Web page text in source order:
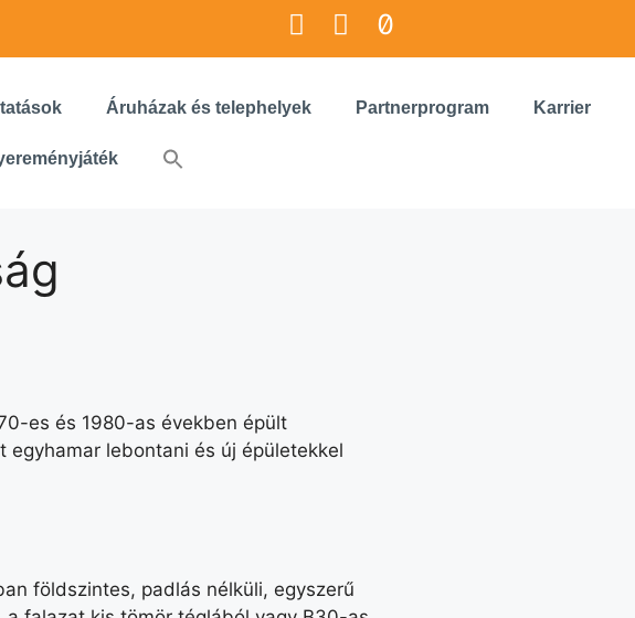
Áruházak és telephelyek Partnerprogram Karrier
es és 1980-as években épült
lebontani és új épületekkel
földszintes, padlás nélküli, egyszerű